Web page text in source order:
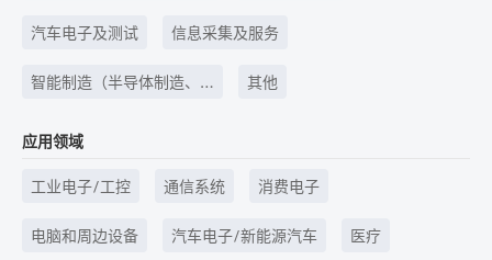
汽车电子及测试 信息采集及服务
智能制造（半导体制造、
其他
应用领域
工业电子/工控
通信系统 消费电子
电脑和周边设备 汽车电子/新能源汽车 医疗